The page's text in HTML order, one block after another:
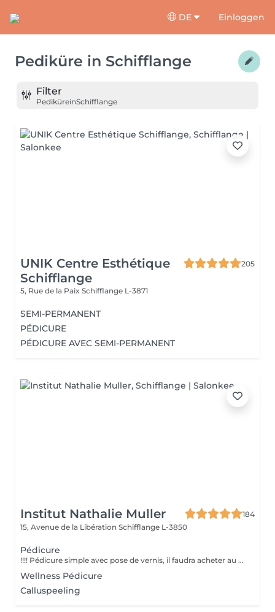
DE Einloggen
Pediküre in Schifflange
Filter
PediküreinSchifflange
UNIK Centre Esthétique
Schifflange
205
5, Rue de la Paix Schifflange L-3871
SEMI-PERMANENT
PÉDICURE
PÉDICURE AVEC SEMI-PERMANENT
Institut Nathalie Muller
184
15, Avenue de la Libération Schifflange L-3850
Pédicure
!!!! Pédicure simple avec pose de vernis, il faudra acheter au choix parmi une large gamme de couleur le vernis à 8 €. Ou ramener votre vernis. Temps indicatif celui-ci peut varier en fonction du travail à effectuer.
Wellness Pédicure
Calluspeeling